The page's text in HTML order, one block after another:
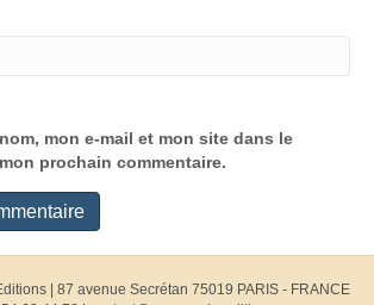
mon e-mail et mon site dans le
prochain commentaire.
87 avenue Secrétan 75019 PARIS - FRANCE